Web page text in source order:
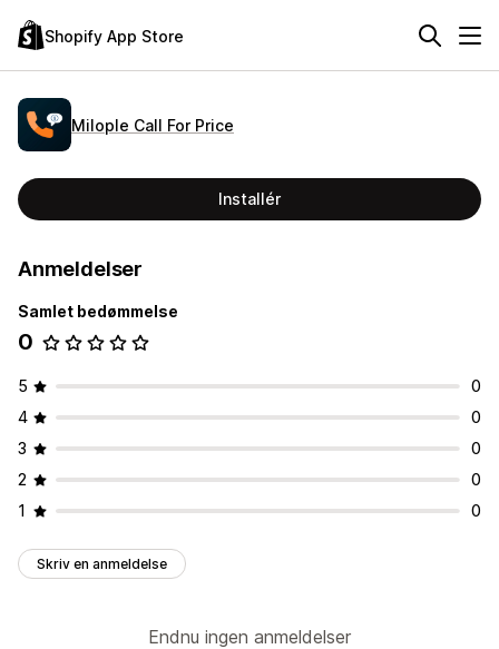
Shopify App Store
Milople Call For Price
Installér
Anmeldelser
Samlet bedømmelse
0
5
0
4
0
3
0
2
0
1
0
Skriv en anmeldelse
Endnu ingen anmeldelser